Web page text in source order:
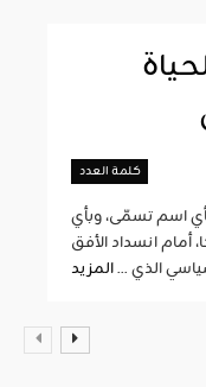
كلمة العدد
اسم تسمّى، وبأي
أمام انسداد الأفق
الذي ...